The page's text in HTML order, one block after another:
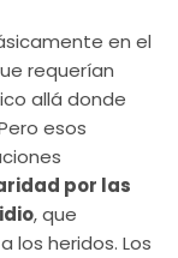
en el
requerían
allá donde
esos
por las
, que
los heridos. Los